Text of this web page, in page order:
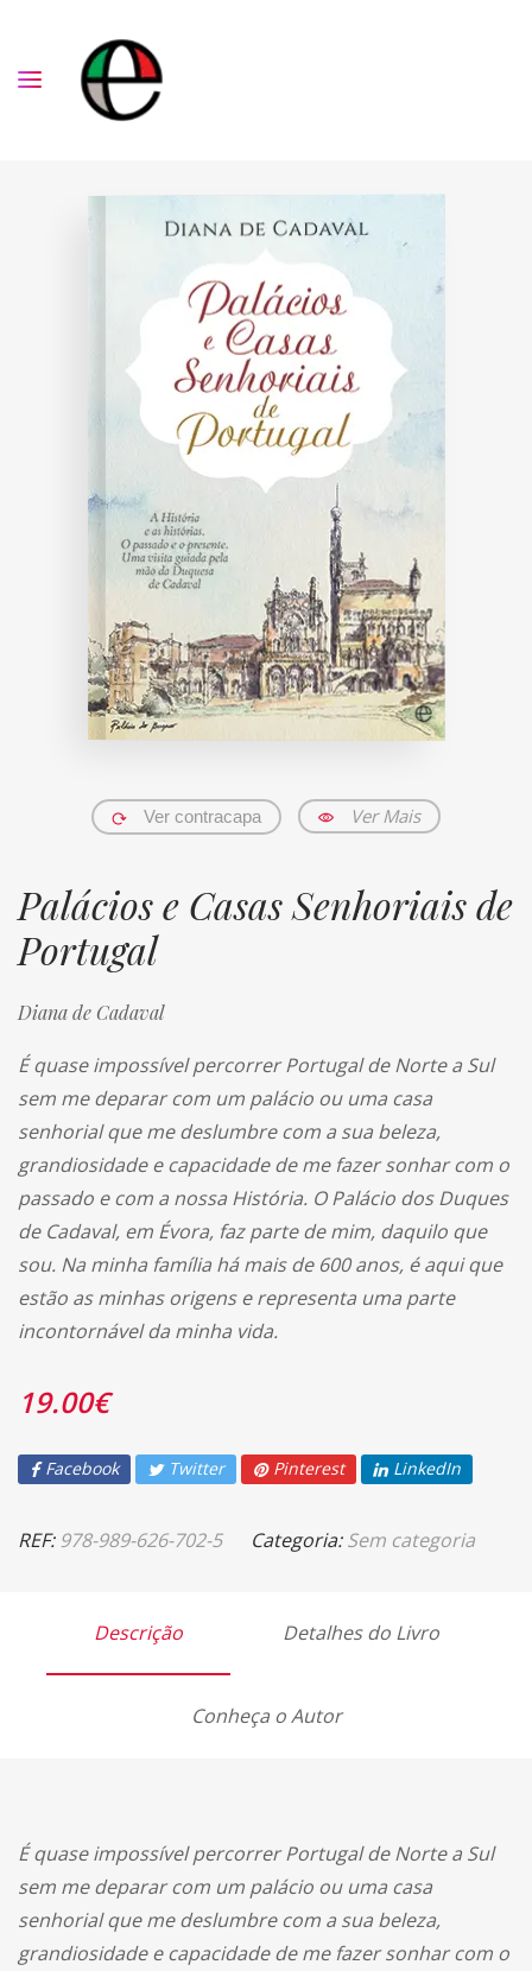
Ver contracapa Ver Mais
Palácios e Casas Senhoriais de
Portugal
Diana de Cadaval
É quase impossível percorrer Portugal de Norte a Sul
sem me deparar com um palácio ou uma casa
senhorial que me deslumbre com a sua beleza,
grandiosidade e capacidade de me fazer sonhar com o
passado e com a nossa História. O Palácio dos Duques
de Cadaval, em Évora, faz parte de mim, daquilo que
sou. Na minha família há mais de 600 anos, é aqui que
estão as minhas origens e representa uma parte
incontornável da minha vida.
19.00€
Facebook Twitter Pinterest LinkedIn
REF:978-989-626-702-5 Categoria:Sem categoria
Descrição Detalhes do Livro
Conheça o Autor
É quase impossível percorrer Portugal de Norte a Sul
sem me deparar com um palácio ou uma casa
senhorial que me deslumbre com a sua beleza,
grandiosidade e capacidade de me fazer sonhar com o